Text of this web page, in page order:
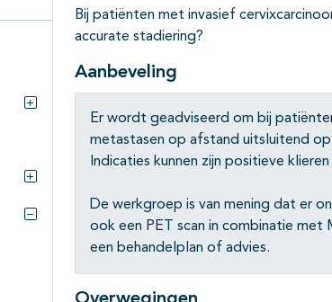
Subpagina's open- en dichtklappen
Subpagina's open- en dichtklappen
Subpagina's open- en dichtklappen
Bij patiënten met invasief
accurate stadiering?
Aanbeveling
Er wordt geadviseerd om bij
metastasen op afstand uitsluitend
Indicaties kunnen zijn positieve
De werkgroep is van mening dat er
ook een PET scan in combinatie
een behandelplan of advies.